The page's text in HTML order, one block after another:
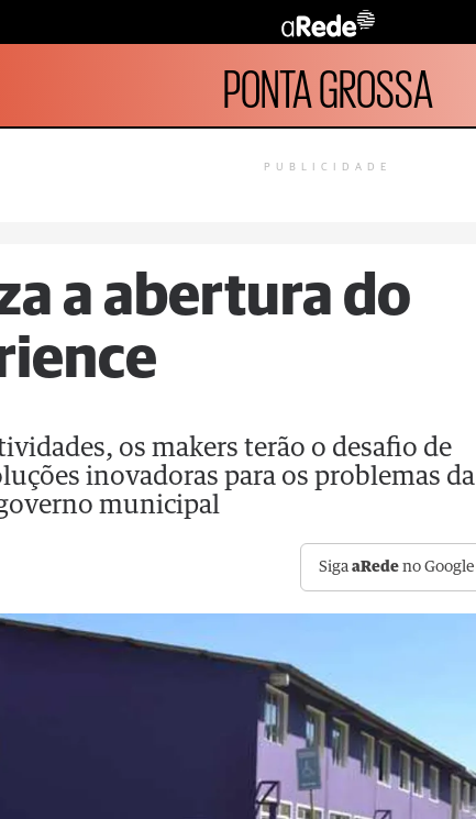
PONTA GROSSA
PUBLICIDADE
a abertura do
os makers terão o desafio de
inovadoras para os problemas da
municipal
SigaaRede no Google